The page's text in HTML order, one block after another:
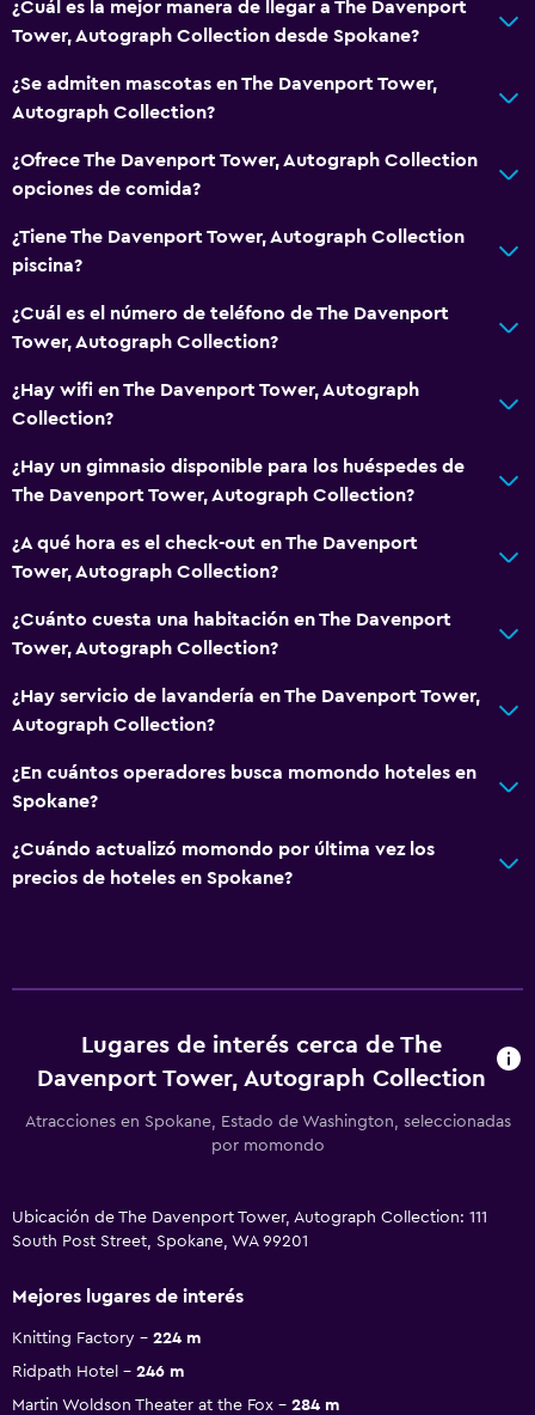
¿Cuál es la mejor manera de llegar a The Davenport
Tower, Autograph Collection desde Spokane?
¿Se admiten mascotas en The Davenport Tower,
Autograph Collection?
¿Ofrece The Davenport Tower, Autograph Collection
opciones de comida?
¿Tiene The Davenport Tower, Autograph Collection
piscina?
¿Cuál es el número de teléfono de The Davenport
Tower, Autograph Collection?
¿Hay wifi en The Davenport Tower, Autograph
Collection?
¿Hay un gimnasio disponible para los huéspedes de
The Davenport Tower, Autograph Collection?
¿A qué hora es el check-out en The Davenport
Tower, Autograph Collection?
¿Cuánto cuesta una habitación en The Davenport
Tower, Autograph Collection?
¿Hay servicio de lavandería en The Davenport Tower,
Autograph Collection?
¿En cuántos operadores busca momondo hoteles en
Spokane?
¿Cuándo actualizó momondo por última vez los
precios de hoteles en Spokane?
Lugares de interés cerca de The
Davenport Tower, Autograph Collection
Atracciones en Spokane, Estado de Washington, seleccionadas
por momondo
Ubicación de The Davenport Tower, Autograph Collection: 111
South Post Street, Spokane, WA 99201
Mejores lugares de interés
Knitting Factory
224 m
Ridpath Hotel
246 m
Martin Woldson Theater at the Fox
284 m